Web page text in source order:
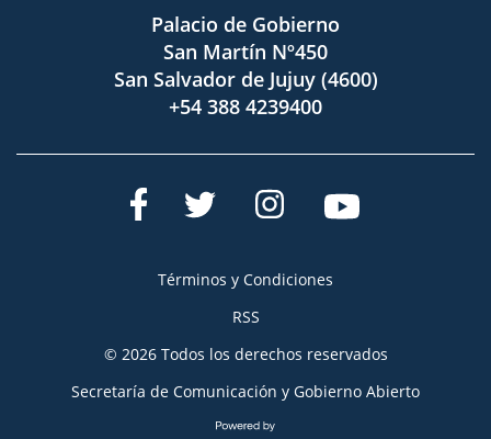
Palacio de Gobierno
San Martín Nº450
San Salvador de Jujuy (4600)
+54 388 4239400
Términos y Condiciones
RSS
© 2026 Todos los derechos reservados
Secretaría de Comunicación y Gobierno Abierto